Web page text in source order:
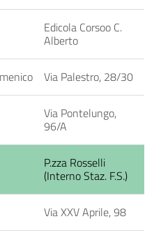
Edicola Corsoo C.
Alberto
Via Palestro, 28/30
Via Pontelungo,
96/A
P.zza Rosselli
(Interno Staz. F.S.)
Via XXV Aprile, 98